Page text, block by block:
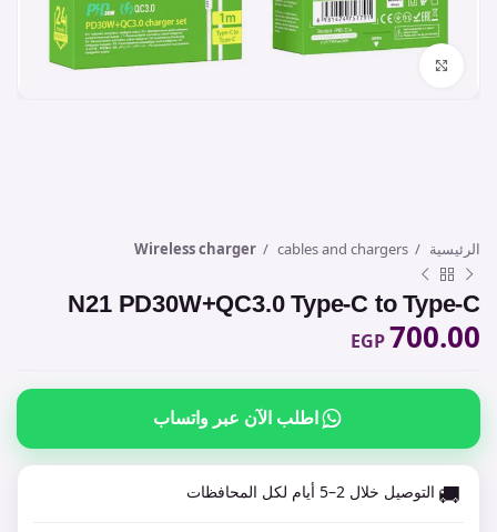
الرئيسية cables and chargers
Wireless charger
N21 PD30W+QC3.0 Type-C to Type-C
EGP700.00
اطلب الآن عبر واتساب
🚚 التوصيل خلال 2–5 أيام لكل المحافظات